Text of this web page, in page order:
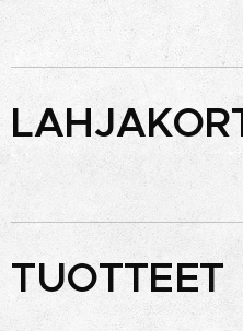
TUOTTEET